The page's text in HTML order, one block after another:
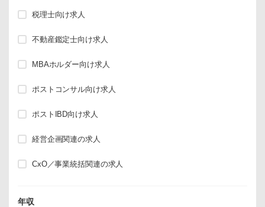
税理士向け求人
不動産鑑定士向け求人
MBAホルダー向け求人
ポストコンサル向け求人
ポストIBD向け求人
経営企画関連の求人
CxO／事業統括関連の求人
年収